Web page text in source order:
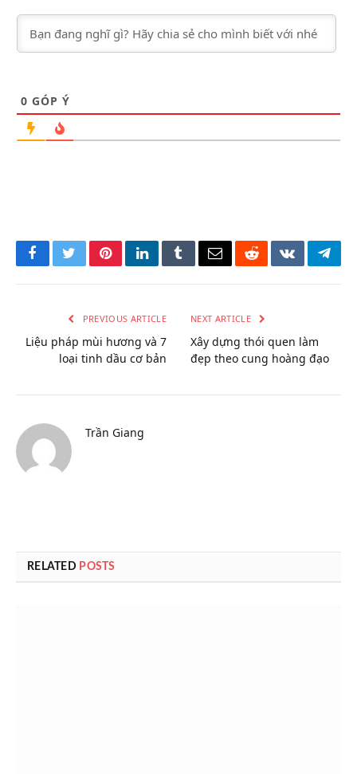
0 GÓP Ý
FacebookTwitterPinterestLinkedInTumblrEmailRedditVKontakte
PREVIOUS ARTICLE
Liệu pháp mùi hương và 7
loại tinh dầu cơ bản
NEXT ARTICLE
Xây dựng thói quen làm
đẹp theo cung hoàng đạo
Trần Giang
RELATED POSTS